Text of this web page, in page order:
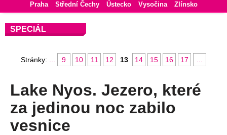
Praha
Střední Čechy Ústecko Vysočina Zlínsko
SPECIÁL
Stránky: 9 10 11 12 13 14 15 16 17
Lake Nyos. Jezero, které
za jedinou noc zabilo
vesnice